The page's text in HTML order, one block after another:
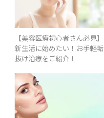
【美容医療初心者さん必見】
新生活に始めたい！お手軽垢
抜け治療をご紹介！